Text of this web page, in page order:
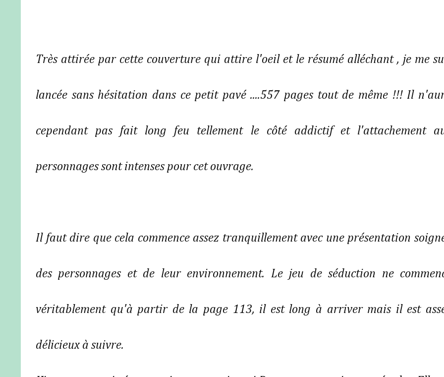
Très attirée par cette couverture qui attire l'oeil et le résumé alléchant , je me
lancée sans hésitation dans ce petit pavé ....557 pages tout de même !!! Il
cependant pas fait long feu tellement le côté addictif et l'attachement
personnages sont intenses pour cet ouvrage.
Il faut dire que cela commence assez tranquillement avec une présentation
des personnages et de leur environnement. Le jeu de séduction ne
véritablement qu'à partir de la page 113, il est long à arriver mais il est
délicieux à suivre.